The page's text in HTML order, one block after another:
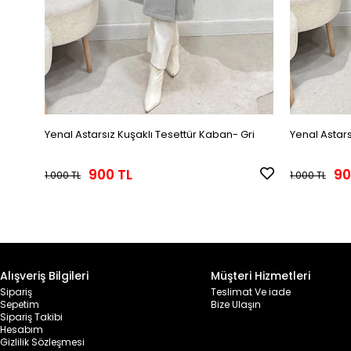
Yenal Astarsız Kuşaklı Tesettür Kaban- Gri
900 TL
1.000 TL
Yenal
1.000 TL
Alışveriş Bilgileri
Sipariş
Sepetim
Sipariş Takibi
Hesabım
Gizlilik Sözleşmesi
Müşteri Hizmetleri
Teslimat Ve iade
Bize Ulaşın